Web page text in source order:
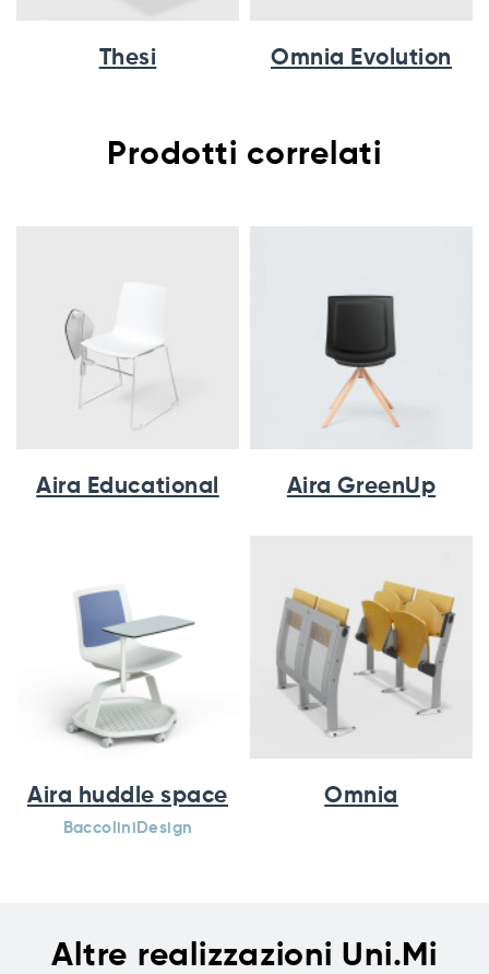
Thesi Omnia Evolution
Prodotti correlati
Aira Educational Aira GreenUp
Aira huddle space
BaccoliniDesign
Omnia
Altre realizzazioni Uni.Mi